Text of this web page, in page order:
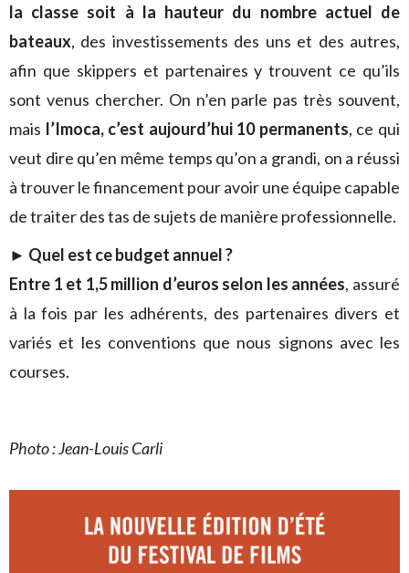
la classe soit à la hauteur du nombre actuel de
bateaux, des investissements des uns et des autres,
afin que skippers et partenaires y trouvent ce qu’ils
sont venus chercher. On n’en parle pas très souvent,
mais l’Imoca, c’est aujourd’hui 10 permanents, ce qui
veut dire qu’en même temps qu’on a grandi, on a réussi
à trouver le financement pour avoir une équipe capable
de traiter des tas de sujets de manière professionnelle.
► Quel est ce budget annuel ?
Entre 1 et 1,5 million d’euros selon les années, assuré
à la fois par les adhérents, des partenaires divers et
variés et les conventions que nous signons avec les
courses.
Photo : Jean-Louis Carli